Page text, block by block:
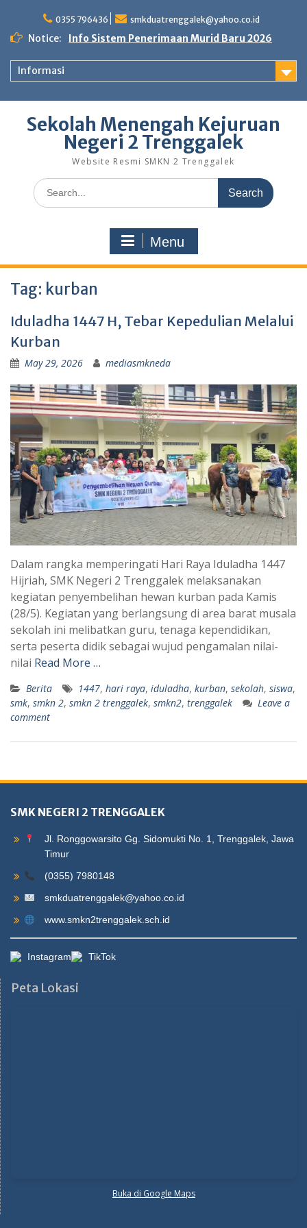
content
0355 796436 smkduatrenggalek@yahoo.co.id
Notice: Info Sistem Penerimaan Murid Baru 2026
Informasi
Sekolah Menengah Kejuruan
Negeri 2 Trenggalek
Website Resmi SMKN 2 Trenggalek
Search
for:
Menu
Tag: kurban
Iduladha 1447 H, Tebar Kepedulian Melalui
Kurban
May 29, 2026 mediasmkneda
Dalam rangka memperingati Hari Raya Iduladha 1447
Hijriah, SMK Negeri 2 Trenggalek melaksanakan
kegiatan penyembelihan hewan kurban pada Kamis
(28/5). Kegiatan yang berlangsung di area barat musala
sekolah ini melibatkan guru, tenaga kependidikan,
serta peserta didik sebagai wujud pengamalan nilai-
nilai Read More …
Berita 1447, hari raya, iduladha, kurban, sekolah, siswa,
smk, smkn 2, smkn 2 trenggalek, smkn2, trenggalek
Leave a
comment
SMK NEGERI 2 TRENGGALEK
Jl. Ronggowarsito Gg. Sidomukti No. 1, Trenggalek, Jawa
Timur
(0355) 7980148
smkduatrenggalek@yahoo.co.id
www.smkn2trenggalek.sch.id
Instagram TikTok
Peta Lokasi
Buka di Google Maps